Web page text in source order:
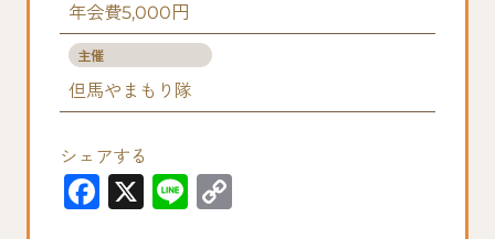
年会費5,000円
主催
但馬やまもり隊
シェアする
F
X
Li